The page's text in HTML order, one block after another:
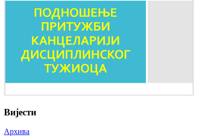
Вијести
Архива